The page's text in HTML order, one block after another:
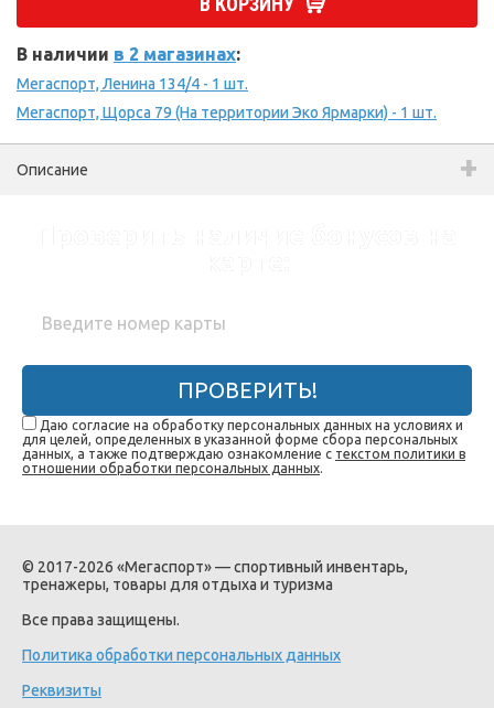
В наличии в 2 магазинах:
Мегаспорт, Ленина 134/4 - 1 шт.
Мегаспорт, Щорса 79 (На территории Эко Ярмарки) - 1 шт.
Описание
ПРОВЕРИТЬ!
Даю согласие на обработку персональных данных на условиях и
для целей, определенных в указанной форме сбора персональных
данных, а также подтверждаю ознакомление с текстом политики в
отношении обработки персональных данных.
© 2017-2026 «Мегаспорт» — спортивный инвентарь,
тренажеры, товары для отдыха и туризма
Все права защищены.
Политика обработки персональных данных
Реквизиты